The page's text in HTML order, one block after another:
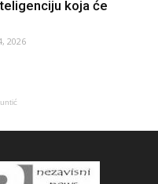
koja će
2026